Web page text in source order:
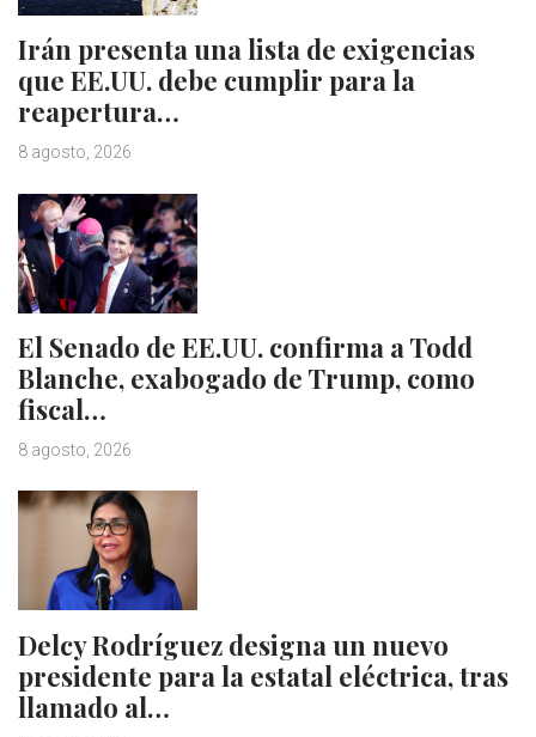
Irán presenta una lista de exigencias
que EE.UU. debe cumplir para la
reapertura…
8 agosto, 2026
El Senado de EE.UU. confirma a Todd
Blanche, exabogado de Trump, como
fiscal…
8 agosto, 2026
Delcy Rodríguez designa un nuevo
presidente para la estatal eléctrica, tras
llamado al…